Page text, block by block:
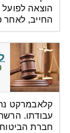
הוצאה לפועל
החייב, לאחר
קלאבמרקט
עבודתו.
חברת